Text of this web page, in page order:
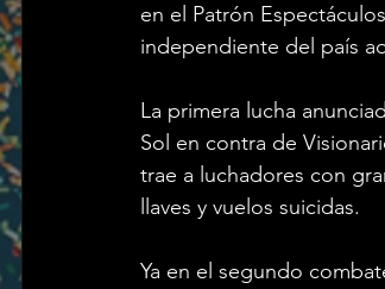
en el Patrón
independiente del país
La primera lucha
Sol en contra de
trae a luchadores con
llaves y vuelos suicidas.
Ya en el segundo